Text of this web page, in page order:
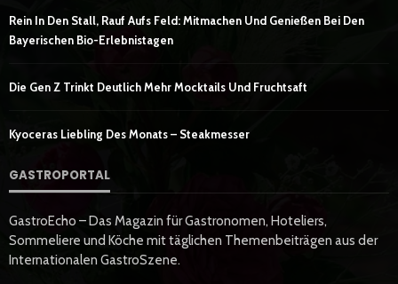
Rein In Den Stall, Rauf Aufs Feld: Mitmachen Und Genießen Bei Den
Bayerischen Bio-Erlebnistagen
Die Gen Z Trinkt Deutlich Mehr Mocktails Und Fruchtsaft
Kyoceras Liebling Des Monats – Steakmesser
GASTROPORTAL
GastroEcho – Das Magazin für Gastronomen, Hoteliers,
Sommeliere und Köche mit täglichen Themenbeiträgen aus der
Internationalen GastroSzene.